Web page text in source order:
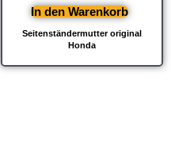
Seitenständermutter original
Honda
In den Warenkorb